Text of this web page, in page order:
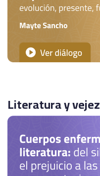
Literatura y vejez